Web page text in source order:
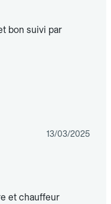
bon suivi par
13/03/2025
et chauffeur